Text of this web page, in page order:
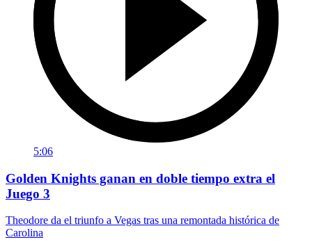
5:06
Golden Knights ganan en doble tiempo extra el
Juego 3
Theodore da el triunfo a Vegas tras una remontada histórica de
Carolina